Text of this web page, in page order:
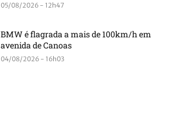
05/08/2026 - 12h47
BMW é flagrada a mais de 100km/h em
avenida de Canoas
04/08/2026 - 16h03